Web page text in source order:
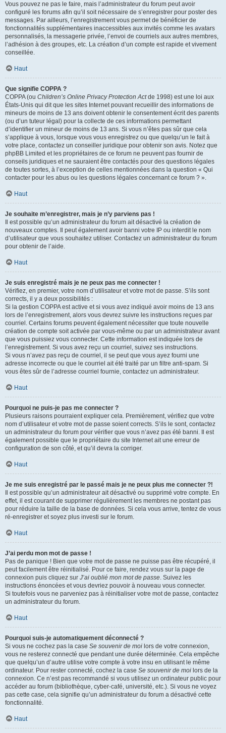
Vous pouvez ne pas le faire, mais l’administrateur du forum peut avoir
configuré les forums afin qu’il soit nécessaire de s’enregistrer pour poster des
messages. Par ailleurs, l’enregistrement vous permet de bénéficier de
fonctionnalités supplémentaires inaccessibles aux invités comme les avatars
personnalisés, la messagerie privée, l’envoi de courriels aux autres membres,
l’adhésion à des groupes, etc. La création d’un compte est rapide et vivement
conseillée.
Haut
Que signifie COPPA ?
COPPA (ou Children’s Online Privacy Protection Actde 1998) est une loi aux
États-Unis qui dit que les sites Internet pouvant recueillir des informations de
mineurs de moins de 13 ans doivent obtenir le consentement écrit des parents
(ou d’un tuteur légal) pour la collecte de ces informations permettant
d’identifier un mineur de moins de 13 ans. Si vous n’êtes pas sûr que cela
s’applique à vous, lorsque vous vous enregistrez ou que quelqu’un le fait à
votre place, contactez un conseiller juridique pour obtenir son avis. Notez que
phpBB Limited et les propriétaires de ce forum ne peuvent pas fournir de
conseils juridiques et ne sauraient être contactés pour des questions légales
de toutes sortes, à l’exception de celles mentionnées dans la question « Qui
contacter pour les abus ou les questions légales concernant ce forum ? ».
Haut
Je souhaite m’enregistrer, mais je n’y parviens pas !
Il est possible qu’un administrateur du forum ait désactivé la création de
nouveaux comptes. Il peut également avoir banni votre IP ou interdit le nom
d’utilisateur que vous souhaitez utiliser. Contactez un administrateur du forum
pour obtenir de l’aide.
Haut
Je suis enregistré mais je ne peux pas me connecter !
Vérifiez, en premier, votre nom d’utilisateur et votre mot de passe. S’ils sont
corrects, il y a deux possibilités :
Si la gestion COPPA est active et si vous avez indiqué avoir moins de 13 ans
lors de l’enregistrement, alors vous devrez suivre les instructions reçues par
courriel. Certains forums peuvent également nécessiter que toute nouvelle
création de compte soit activée par vous-même ou par un administrateur avant
que vous puissiez vous connecter. Cette information est indiquée lors de
l’enregistrement. Si vous avez reçu un courriel, suivez ses instructions.
Si vous n’avez pas reçu de courriel, il se peut que vous ayez fourni une
adresse incorrecte ou que le courriel ait été traité par un filtre anti-spam. Si
vous êtes sûr de l’adresse courriel fournie, contactez un administrateur.
Haut
Pourquoi ne puis-je pas me connecter ?
Plusieurs raisons pourraient expliquer cela. Premièrement, vérifiez que votre
nom d’utilisateur et votre mot de passe soient corrects. S’ils le sont, contactez
un administrateur du forum pour vérifier que vous n’avez pas été banni. Il est
également possible que le propriétaire du site Internet ait une erreur de
configuration de son côté, et qu’il devra la corriger.
Haut
Je me suis enregistré par le passé mais je ne peux plus me connecter ?!
Il est possible qu’un administrateur ait désactivé ou supprimé votre compte. En
effet, il est courant de supprimer régulièrement les membres ne postant pas
pour réduire la taille de la base de données. Si cela vous arrive, tentez de vous
ré-enregistrer et soyez plus investi sur le forum.
Haut
J’ai perdu mon mot de passe !
Pas de panique ! Bien que votre mot de passe ne puisse pas être récupéré, il
peut facilement être réinitialisé. Pour ce faire, rendez vous sur la page de
connexion puis cliquez sur J’ai oublié mon mot de passe. Suivez les
instructions énoncées et vous devriez pouvoir à nouveau vous connecter.
Si toutefois vous ne parveniez pas à réinitialiser votre mot de passe, contactez
un administrateur du forum.
Haut
Pourquoi suis-je automatiquement déconnecté ?
Si vous ne cochez pas la case Se souvenir de moi lors de votre connexion,
vous ne resterez connecté que pendant une durée déterminée. Cela empêche
que quelqu’un d’autre utilise votre compte à votre insu en utilisant le même
ordinateur. Pour rester connecté, cochez la case Se souvenir de moi lors de la
connexion. Ce n’est pas recommandé si vous utilisez un ordinateur public pour
accéder au forum (bibliothèque, cyber-café, université, etc.). Si vous ne voyez
pas cette case, cela signifie qu’un administrateur du forum a désactivé cette
fonctionnalité.
Haut